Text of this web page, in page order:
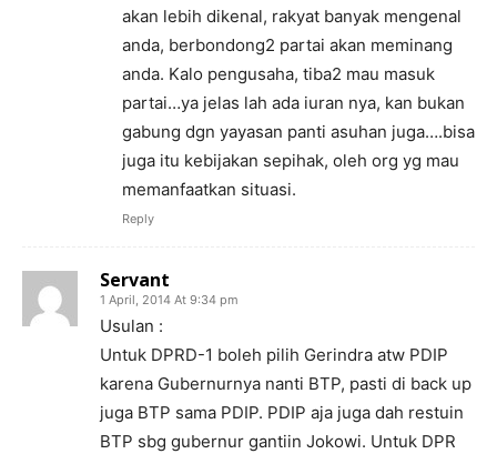
akan lebih dikenal, rakyat banyak mengenal
anda, berbondong2 partai akan meminang
anda. Kalo pengusaha, tiba2 mau masuk
partai…ya jelas lah ada iuran nya, kan bukan
gabung dgn yayasan panti asuhan juga….bisa
juga itu kebijakan sepihak, oleh org yg mau
memanfaatkan situasi.
Reply
Servant
1 April, 2014 At 9:34 pm
Usulan :
Untuk DPRD-1 boleh pilih Gerindra atw PDIP
karena Gubernurnya nanti BTP, pasti di back up
juga BTP sama PDIP. PDIP aja juga dah restuin
BTP sbg gubernur gantiin Jokowi. Untuk DPR